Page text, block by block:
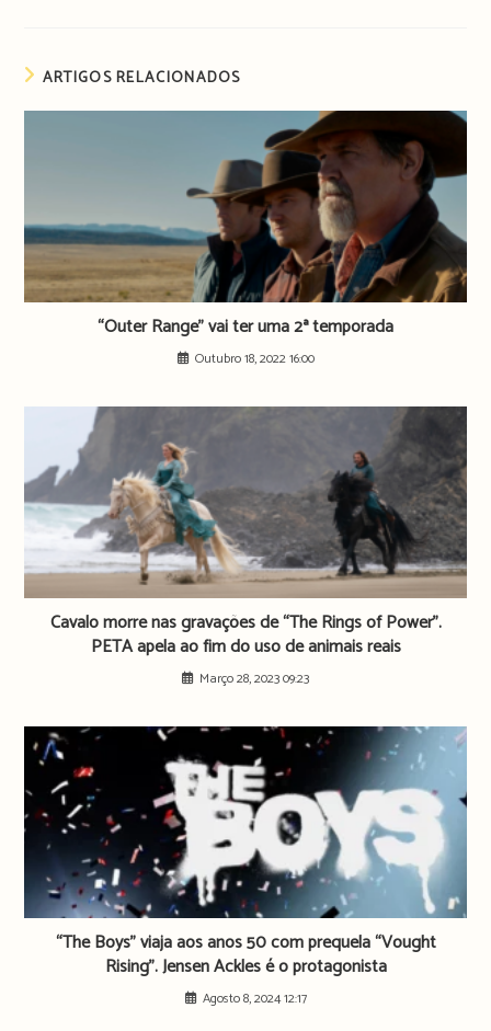
ARTIGOS RELACIONADOS
“Outer Range” vai ter uma 2ª temporada
Outubro 18, 2022 16:00
Cavalo morre nas gravações de “The Rings of Power”.
PETA apela ao fim do uso de animais reais
Março 28, 2023 09:23
“The Boys” viaja aos anos 50 com prequela “Vought
Rising”. Jensen Ackles é o protagonista
Agosto 8, 2024 12:17